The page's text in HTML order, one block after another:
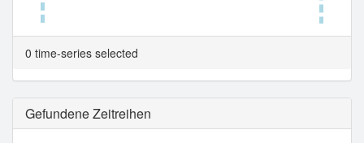
Tabellenansicht.
0 time-series selected
Gefundene Zeitreihen